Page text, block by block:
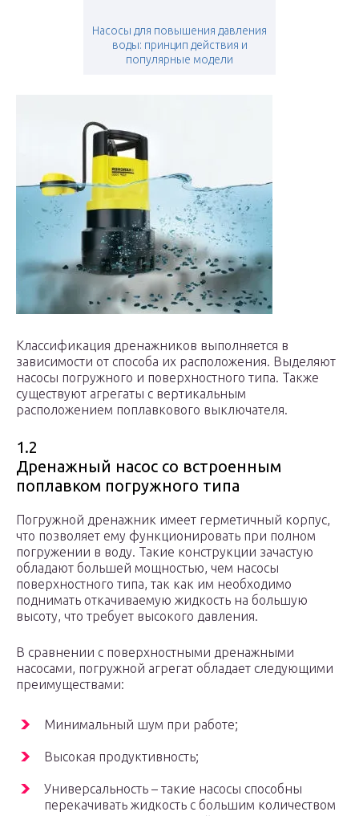
Насосы для повышения давления
воды: принцип действия и
популярные модели
Классификация дренажников выполняется в
зависимости от способа их расположения. Выделяют
насосы погружного и поверхностного типа. Также
существуют агрегаты с вертикальным
расположением поплавкового выключателя.
1.2
Дренажный насос со встроенным
поплавком погружного типа
Погружной дренажник имеет герметичный корпус,
что позволяет ему функционировать при полном
погружении в воду. Такие конструкции зачастую
обладают большей мощностью, чем насосы
поверхностного типа, так как им необходимо
поднимать откачиваемую жидкость на большую
высоту, что требует высокого давления.
В сравнении с поверхностными дренажными
насосами, погружной агрегат обладает следующими
преимуществами:
Минимальный шум при работе;
Высокая продуктивность;
Универсальность – такие насосы способны
перекачивать жидкость с большим количеством